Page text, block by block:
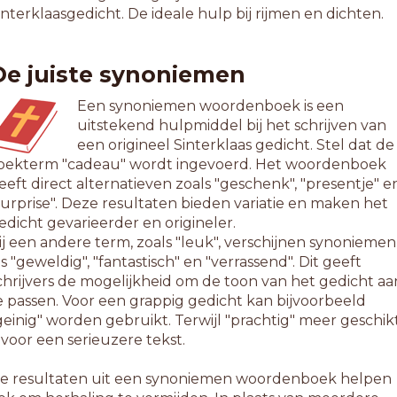
De ideale hulp bij rijmen en dichten.
juiste synoniemen
Een synoniemen woordenboek is een
uitstekend hulpmiddel bij het schrijven van
een origineel Sinterklaas gedicht. Stel dat de
"cadeau" wordt ingevoerd. Het woordenboek
direct alternatieven zoals "geschenk", "presentje"
Deze resultaten bieden variatie en maken het
gevarieerder en origineler.
een andere term, zoals "leuk", verschijnen synoniemen
"geweldig", "fantastisch" en "verrassend". Dit geeft
de mogelijkheid om de toon van het gedicht
passen. Voor een grappig gedicht kan bijvoorbeeld
worden gebruikt. Terwijl "prachtig" meer
voor een serieuzere tekst.
resultaten uit een synoniemen woordenboek helpen